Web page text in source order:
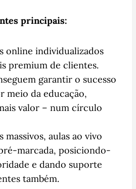
principais:
online individualizados
premium de clientes.
garantir o sucesso
meio da educação,
valor – num círculo
massivos, aulas ao vivo
marcada, posiciondo-
e dando suporte
também.